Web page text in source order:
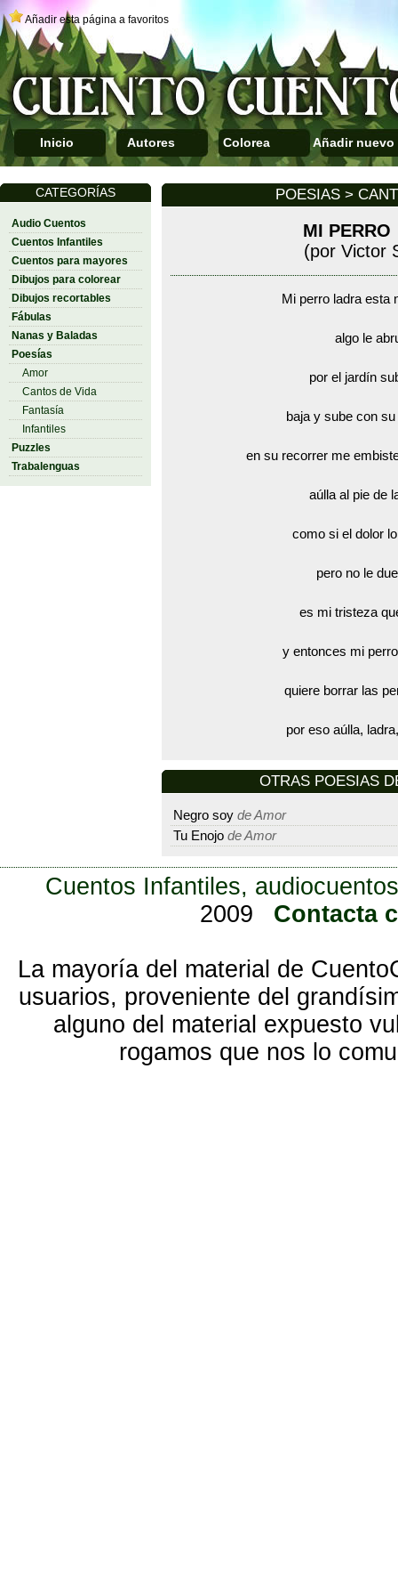
Añadir esta página a favoritos
Inicio Autores Colorea Añadir nuevo
CATEGORÍAS
Audio Cuentos
Cuentos Infantiles
Cuentos para mayores
Dibujos para colorear
Dibujos recortables
Fábulas
Nanas y Baladas
Poesías
Amor
Cantos de Vida
Fantasía
Infantiles
Puzzles
Trabalenguas
POESIAS >
MI PERRO
(por Victor
Mi perro ladra esta
algo le
por el jardín
baja y sube con
en su recorrer me
aúlla al pie de
como si el dolor
pero no le
es mi tristeza
y entonces mi
quiere borrar las
por eso aúlla,
OTRAS POESIAS
Negro soy de Amor
Tu Enojo de Amor
Cuentos Infantiles,
2009
Contacta
La mayoría del material de
usuarios, proveniente del
alguno del material expuesto
rogamos que nos lo